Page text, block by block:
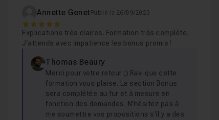
suivre cette formation
Un ordinateur, une connexion internet et de
la motivation suffisent ! Toutefois, il est préférable de
connaître les notions basiques en matière de bases de
données.
En effet, cette formation aspire à vous aider à utiliser
Access ; ce n'est pas une formation sur les bases de
Annette Genet Publié le 26/09/2023
5
Explications très claires. Formation très complète.
J'attends avec impatience les bonus promis !
Thomas Beaury
Merci pour votre retour ;) Ravi que cette
formation vous plaise. La section Bonus
sera complétée au fur et à mesure en
fonction des demandes. N'hésitez pas à
me soumettre vos propositions s'il y a des